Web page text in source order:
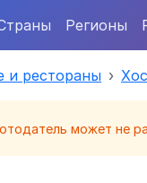
Регионы
и рестораны
может не